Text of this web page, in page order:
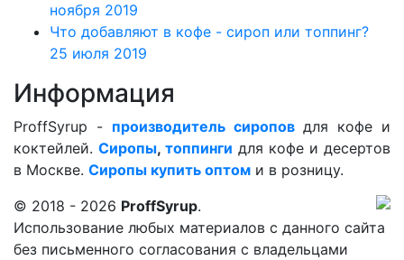
ноября 2019
Что добавляют в кофе - сироп или топпинг?
25 июля 2019
Информация
ProffSyrup - производитель сироповдля кофе и
коктейлей. Сиропы, топпинги для кофе и десертов
в Москве. Сиропы купить оптом и в розницу.
© 2018 - 2026 ProffSyrup.
Использование любых материалов с данного сайта
без письменного согласования с владельцами